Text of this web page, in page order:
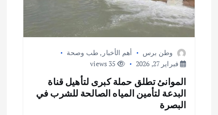
ت
وطن برس أهم الأخبار , طب وصحة
فبراير 27, 2026
الموانئ تطلق حملة كبرى لتأهيل قناة
البدعة لتأمين المياه الصالحة للشرب في
البصرة